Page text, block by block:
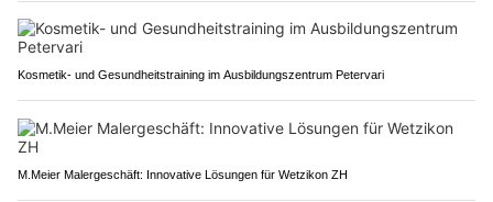
Kosmetik- und Gesundheitstraining im Ausbildungszentrum Petervari
M.Meier Malergeschäft: Innovative Lösungen für Wetzikon ZH